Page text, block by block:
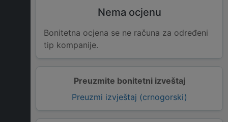
Preuzmite bonitetni izveštaj
Preuzmi izvještaj (crnogorski)
Nema ocjenu
Bonitetna ocjena se ne računa za određeni
tip kompanije.